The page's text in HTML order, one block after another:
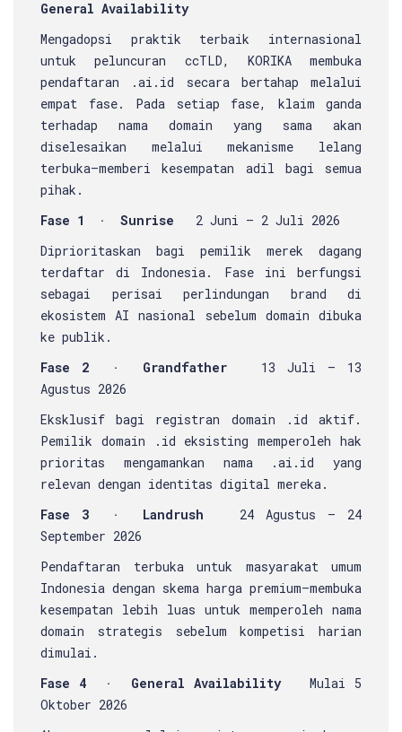
General Availability
Mengadopsi praktik terbaik internasional
untuk peluncuran ccTLD, KORIKA membuka
pendaftaran .ai.id secara bertahap melalui
empat fase. Pada setiap fase, klaim ganda
terhadap nama domain yang sama akan
diselesaikan melalui mekanisme lelang
terbuka—memberi kesempatan adil bagi semua
pihak.
Fase 1 · Sunrise 2 Juni – 2 Juli 2026
Diprioritaskan bagi pemilik merek dagang
terdaftar di Indonesia. Fase ini berfungsi
sebagai perisai perlindungan brand di
ekosistem AI nasional sebelum domain dibuka
ke publik.
Fase 2 · Grandfather13 Juli – 13
Agustus 2026
Eksklusif bagi registran domain .id aktif.
Pemilik domain .id eksisting memperoleh hak
prioritas mengamankan nama .ai.id yang
relevan dengan identitas digital mereka.
Fase 3 · Landrush 24 Agustus – 24
September 2026
Pendaftaran terbuka untuk masyarakat umum
Indonesia dengan skema harga premium—membuka
kesempatan lebih luas untuk memperoleh nama
domain strategis sebelum kompetisi harian
dimulai.
Fase 4 · General AvailabilityMulai 5
Oktober 2026